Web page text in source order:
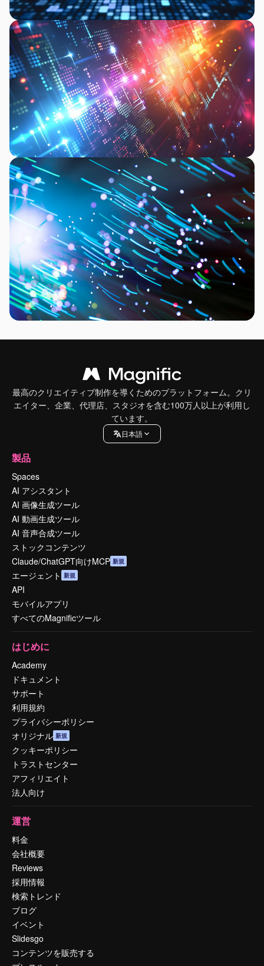
最高のクリエイティブ制作を導くためのプラットフォーム。クリ
エイター、企業、代理店、スタジオを含む100万人以上が利用し
ています。
日本語
製品
Spaces
AI アシスタント
AI 画像生成ツール
AI 動画生成ツール
AI 音声合成ツール
ストックコンテンツ
Claude/ChatGPT向けMCP 新規
エージェント 新規
API
モバイルアプリ
すべてのMagnificツール
はじめに
Academy
ドキュメント
サポート
利用規約
プライバシーポリシー
オリジナル 新規
クッキーポリシー
トラストセンター
アフィリエイト
法人向け
運営
料金
会社概要
Reviews
採用情報
検索トレンド
ブログ
イベント
Slidesgo
コンテンツを販売する